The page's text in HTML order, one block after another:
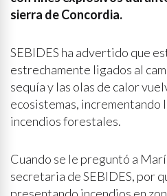
sierra de Concordia.
SEBIDES ha advertido que
estrechamente ligados al
sequía y las olas de calor
ecosistemas, incrementando
incendios forestales.
Cuando se le preguntó a
secretaria de SEBIDES, por